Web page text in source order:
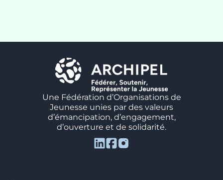
Une Fédération d’Organisations de
Jeunesse unies par des valeurs
d’émancipation, d’engagement,
d’ouverture et de solidarité.